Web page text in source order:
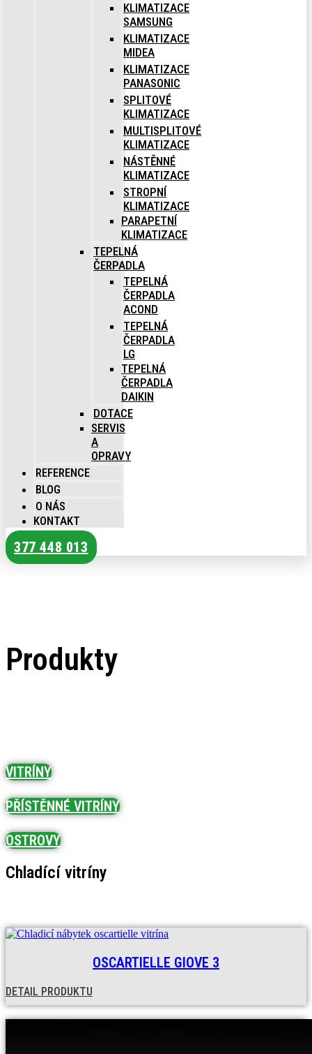
KLIMATIZACE
SAMSUNG
KLIMATIZACE
MIDEA
KLIMATIZACE
PANASONIC
SPLITOVÉ
KLIMATIZACE
MULTISPLITOVÉ
KLIMATIZACE
NÁSTĚNNÉ
KLIMATIZACE
STROPNÍ
KLIMATIZACE
PARAPETNÍ
KLIMATIZACE
TEPELNÁ
ČERPADLA
TEPELNÁ
ČERPADLA
ACOND
TEPELNÁ
ČERPADLA
LG
TEPELNÁ
ČERPADLA
DAIKIN
DOTACE
SERVIS
A
OPRAVY
REFERENCE
BLOG
O NÁS
KONTAKT
377 448 013
Produkty
VITRÍNY
PŘÍSTĚNNÉ VITRÍNY
OSTROVY
Chladící vitríny
OSCARTIELLE GIOVE 3
DETAIL PRODUKTU